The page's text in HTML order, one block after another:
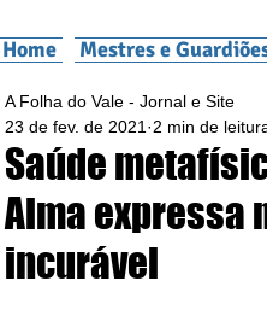
Home Mestres e
Saúde
Alma expressa
incurável
A Folha do Vale - Jornal e Site
23 de fev. de 2021 2 min de